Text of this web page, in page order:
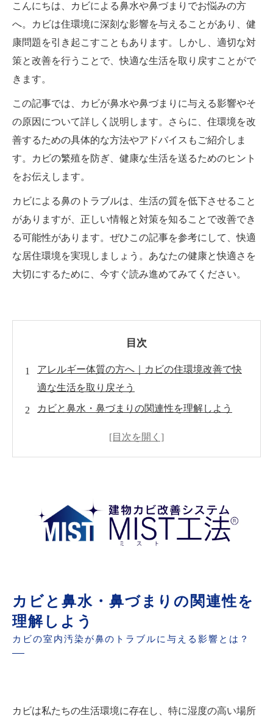
こんにちは、カビによる鼻水や鼻づまりでお悩みの方
へ。カビは住環境に深刻な影響を与えることがあり、健
康問題を引き起こすこともあります。しかし、適切な対
策と改善を行うことで、快適な生活を取り戻すことがで
きます。
この記事では、カビが鼻水や鼻づまりに与える影響やそ
の原因について詳しく説明します。さらに、住環境を改
善するための具体的な方法やアドバイスもご紹介しま
す。カビの繁殖を防ぎ、健康な生活を送るためのヒント
をお伝えします。
カビによる鼻のトラブルは、生活の質を低下させること
がありますが、正しい情報と対策を知ることで改善でき
る可能性があります。ぜひこの記事を参考にして、快適
な居住環境を実現しましょう。あなたの健康と快適さを
大切にするために、今すぐ読み進めてみてください。
目次
アレルギー体質の方へ｜カビの住環境改善で快
適な生活を取り戻そう
カビと鼻水・鼻づまりの関連性を理解しよう
日常生活での予防策とケア方法
快適な居住環境を実現するための工夫
カビと鼻水・鼻づまりの関連性を
理解しよう
カビの室内汚染が鼻のトラブルに与える影響とは？
カビは私たちの生活環境に存在し、特に湿度の高い場所